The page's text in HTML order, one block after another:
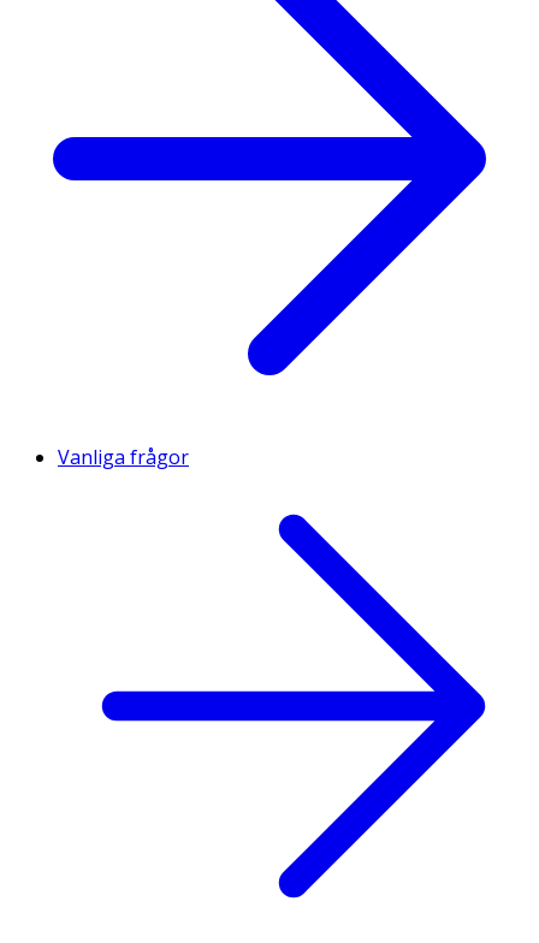
Vanliga frågor